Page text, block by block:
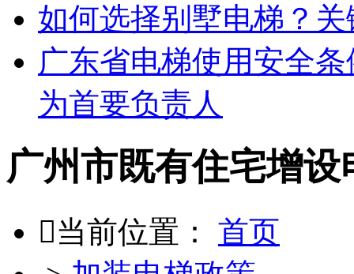
如何选择别墅电梯？关
广东省电梯使用安全
为首要负责人
广州市既有住宅增
当前位置： 首页